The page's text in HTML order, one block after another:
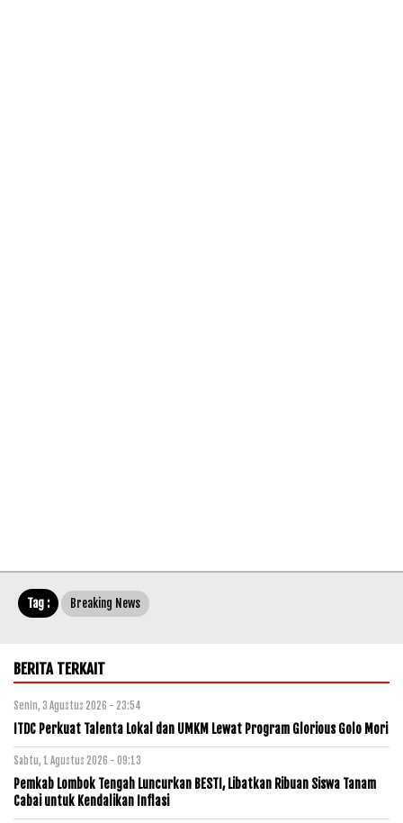
Tag : Breaking News
BERITA TERKAIT
Senin, 3 Agustus 2026 - 23:54
ITDC Perkuat Talenta Lokal dan UMKM Lewat Program Glorious Golo Mori
Sabtu, 1 Agustus 2026 - 09:13
Pemkab Lombok Tengah Luncurkan BESTI, Libatkan Ribuan Siswa Tanam
Cabai untuk Kendalikan Inflasi